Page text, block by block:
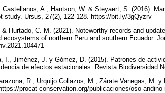
A., Hantson, W. & Steyaert, S. (2016).
study. Ursus, 27(2), 122-128. https://bit.ly/3gQyzrv
Hurtado, C. M. (2021). Noteworthy records and
of northern Peru and southern Ecuador.
I., Jiménez, J. y Gómez, D. (2015). Patrones de
de efectos estacionales. Revista Biodiversidad
R., Urquijo Collazos, M., Zárate Vanegas, M. y
procat-conservation.org/publicaciones/oso-